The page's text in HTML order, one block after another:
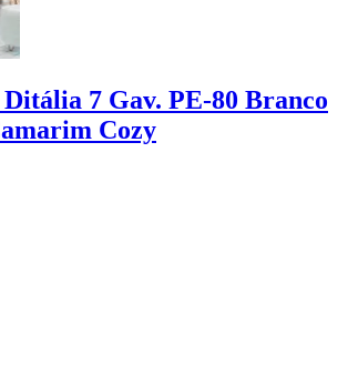
7 Gav. PE-80 Branco
Cozy